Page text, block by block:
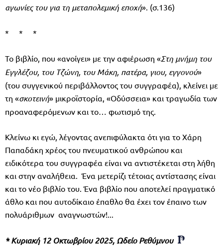
αγωνίες του για τη μεταπολεμική εποχή». (σ.136)
* * *
Το βιβλίο, που «ανοίγει» με την αφιέρωση «Στη μνήμη του
Εγγλέζου, του Τζώνη, του Μάκη, πατέρα, γιου, εγγονού»
(του συγγενικού περιβάλλοντος του συγγραφέα), κλείνει με
τη «σκοτεινή» μικροϊστορία, «Οδύσσεια» και τραγωδία των
προαναφερόμενων και το… φωτισμό της.
Κλείνω κι εγώ, λέγοντας ανεπιφύλακτα ότι για το Χάρη
Παπαδάκη χρέος του πνευματικού ανθρώπου και
ειδικότερα του συγγραφέα είναι να αντιστέκεται στη λήθη
και στην αναλήθεια. Ένα μετερίζι τέτοιας αντίστασης είναι
και το νέο βιβλίο του. Ένα βιβλίο που αποτελεί πραγματικό
άθλο και που αυτοδίκαιο έπαθλο θα έχει τον έπαινο των
πολυάριθμων αναγνωστών!...
*Κυριακή 12 Οκτωβρίου 2025, Ωδείο Ρεθύμνου